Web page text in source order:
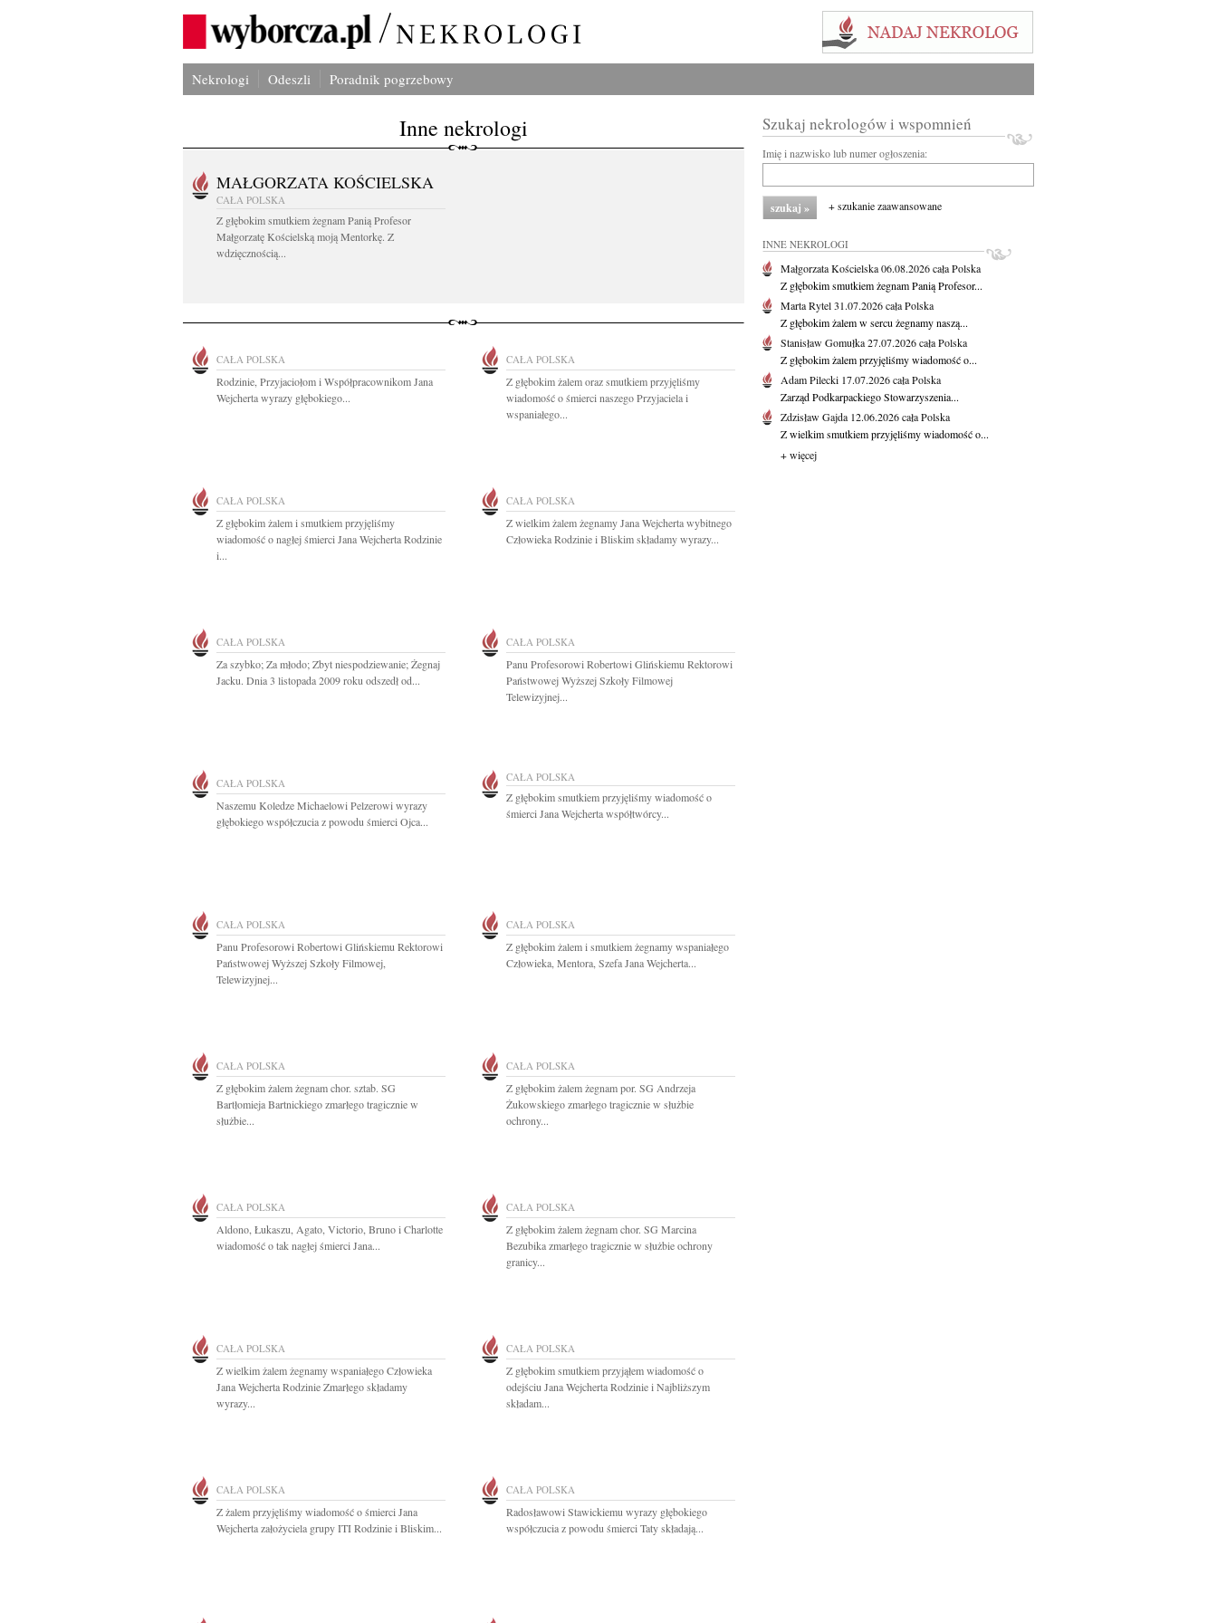
Nekrologi Odeszli Poradnik pogrzebowy
Inne nekrologi
MAŁGORZATA KOŚCIELSKA
CAŁA POLSKA
Z głębokim smutkiem żegnam Panią Profesor
Małgorzatę Kościelską moją Mentorkę. Z
wdzięcznością...
CAŁA POLSKA
Rodzinie, Przyjaciołom i Współpracownikom Jana
Wejcherta wyrazy głębokiego...
CAŁA POLSKA
Z głębokim żalem oraz smutkiem przyjęliśmy
wiadomość o śmierci naszego Przyjaciela i
wspaniałego...
CAŁA POLSKA
Z głębokim żalem i smutkiem przyjęliśmy
wiadomość o nagłej śmierci Jana Wejcherta Rodzinie
i...
CAŁA POLSKA
Z wielkim żalem żegnamy Jana Wejcherta wybitnego
Człowieka Rodzinie i Bliskim składamy wyrazy...
CAŁA POLSKA
Za szybko; Za młodo; Zbyt niespodziewanie; Żegnaj
Jacku. Dnia 3 listopada 2009 roku odszedł od...
CAŁA POLSKA
Panu Profesorowi Robertowi Glińskiemu Rektorowi
Państwowej Wyższej Szkoły Filmowej
Telewizyjnej...
CAŁA POLSKA
Naszemu Koledze Michaelowi Pelzerowi wyrazy
głębokiego współczucia z powodu śmierci Ojca...
CAŁA POLSKA
Z głębokim smutkiem przyjęliśmy wiadomość o
śmierci Jana Wejcherta współtwórcy...
CAŁA POLSKA
Panu Profesorowi Robertowi Glińskiemu Rektorowi
Państwowej Wyższej Szkoły Filmowej,
Telewizyjnej...
CAŁA POLSKA
Z głębokim żalem i smutkiem żegnamy wspaniałego
Człowieka, Mentora, Szefa Jana Wejcherta...
CAŁA POLSKA
Z głębokim żalem żegnam chor. sztab. SG
Bartłomieja Bartnickiego zmarłego tragicznie w
służbie...
CAŁA POLSKA
Z głębokim żalem żegnam por. SG Andrzeja
Żukowskiego zmarłego tragicznie w służbie
ochrony...
CAŁA POLSKA
Aldono, Łukaszu, Agato, Victorio, Bruno i Charlotte
wiadomość o tak nagłej śmierci Jana...
CAŁA POLSKA
Z głębokim żalem żegnam chor. SG Marcina
Bezubika zmarłego tragicznie w służbie ochrony
granicy...
CAŁA POLSKA
Z wielkim żalem żegnamy wspaniałego Człowieka
Jana Wejcherta Rodzinie Zmarłego składamy
wyrazy...
CAŁA POLSKA
Z głębokim smutkiem przyjąłem wiadomość o
odejściu Jana Wejcherta Rodzinie i Najbliższym
składam...
CAŁA POLSKA
Z żalem przyjęliśmy wiadomość o śmierci Jana
Wejcherta założyciela grupy ITI Rodzinie i Bliskim...
CAŁA POLSKA
Radosławowi Stawickiemu wyrazy głębokiego
współczucia z powodu śmierci Taty składają...
Szukaj nekrologów i wspomnień
Imię i nazwisko lub numer ogłoszenia:
+ szukanie zaawansowane
INNE NEKROLOGI
Małgorzata Kościelska06.08.2026cała Polska
Z głębokim smutkiem żegnam Panią Profesor...
Marta Rytel31.07.2026cała Polska
Z głębokim żalem w sercu żegnamy naszą...
Stanisław Gomułka27.07.2026cała Polska
Z głębokim żalem przyjęliśmy wiadomość o...
Adam Pilecki 17.07.2026cała Polska
Zarząd Podkarpackiego Stowarzyszenia...
Zdzisław Gajda 12.06.2026cała Polska
Z wielkim smutkiem przyjęliśmy wiadomość o...
+ więcej